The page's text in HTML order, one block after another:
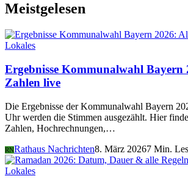
Meistgelesen
Lokales
Ergebnisse Kommunalwahl Bayern
Zahlen live
Die Ergebnisse der Kommunalwahl Bayern
Uhr werden die Stimmen ausgezählt. Hier
Zahlen, Hochrechnungen,…
RNRathaus Nachrichten8. März 20267 Min.
Lokales